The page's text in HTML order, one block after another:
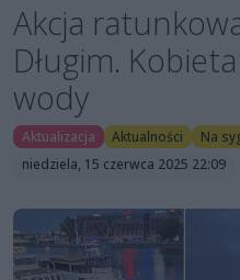
Akcja
Długim.
wody
Aktualizacja Aktualności Na
niedziela, 15 czerwca 2025 22:09